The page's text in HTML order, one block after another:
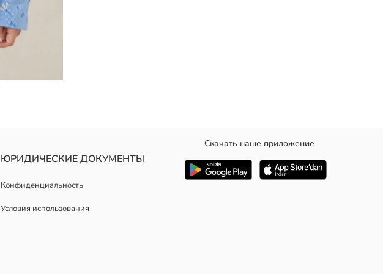
ЮРИДИЧЕСКИЕ ДОКУМЕНТЫ
Конфиденциальность
Условия использования
Скачать наше приложение